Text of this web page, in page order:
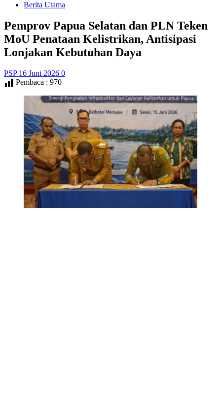
Berita Utama
Pemprov Papua Selatan dan PLN Teken
MoU Penataan Kelistrikan, Antisipasi
Lonjakan Kebutuhan Daya
PSP 16 Juni 2026 0
Pembaca : 970